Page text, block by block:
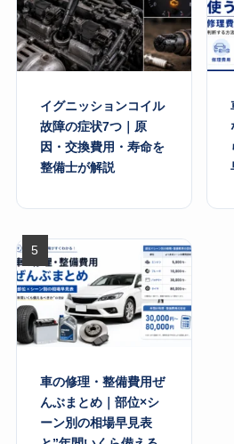
イグニッションコイル
故障の症状7つ｜原
因・交換費用・寿命を
整備士が解説
車の修理・整備費用ぜ
んぶまとめ｜部位×シ
ーン別の相場早見表